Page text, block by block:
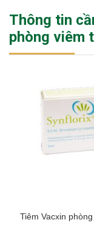
Thông tin
phòng viêm
Tiêm Vacxin